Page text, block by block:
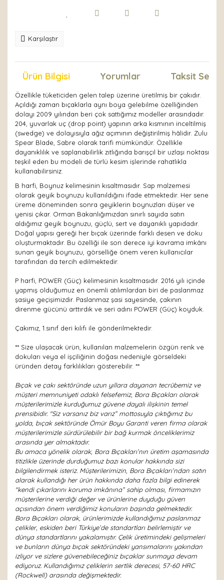
Karşılaştır
Ürün Bilgisi Yorumlar Taksit
Özellikle tüketiciden gelen talep üzerine üretilmiş bir çakıdır.
Açıldığı zaman bıçaklarla aynı boya gelebilme özelliğinden
dolayı 2009 yılından beri çok sattığımız modeller arasındadır.
204, yuvarlak uç (drop point) yapının arka kısmının inceltilmiş
(swedge) ve dolayısıyla ağız açımının değiştirilmiş hâlidir. Zulu
Spear Blade, Sabre olarak tarifi mümkündür. Özellikle
dayanıklılık ve saplanabilirlik zıtlığında barışçıl bir uzlaşı noktası
teşkil eden bu modeli de türlü kesim işlerinde rahatlıkla
kullanabilirsiniz.
B harfi, Boynuz kelimesinin kısaltmasıdır. Sap malzemesi
olarak geyik boynuzu kullanıldığını ifade etmektedir. Her sene
üreme döneminden sonra geyiklerin boynuzları düşer ve
yenisi çıkar. Orman Bakanlığımızdan sınırlı sayıda satın
aldığımız geyik boynuzu, güçlü, sert ve dayanıklı yapıdadır.
Doğal yapısı gereği her bıçak üzerinde farklı desen ve doku
oluşturmaktadır. Bu özelliği ile son derece iyi kavrama imkânı
sunan geyik boynuzu, görselliğe önem veren kullanıcılar
tarafından da tercih edilmektedir.
P harfi, POWER (Güç) kelimesinin kısaltmasıdır. 2016 yılı içinde
yapmış olduğumuz en önemli atılımlardan biri de paslanmaz
şasiye geçişimizdir. Paslanmaz şasi sayesinde, çakının
direnme gücünü arttırdık ve seri adını POWER (Güç) koyduk.
Çakımız, 1.sınıf deri kılıfı ile gönderilmektedir.
** Size ulaşacak ürün, kullanılan malzemelerin özgün renk ve
dokuları veya el işçiliğinin doğası nedeniyle görseldeki
üründen detay farklılıkları gösterebilir. **
Bıçak ve çakı sektöründe uzun yıllara dayanan tecrübemiz ve
müşteri memnuniyeti odaklı felsefemiz, Bora Bıçakları olarak
müşterilerimizle kurduğumuz güvene dayalı ilişkinin temel
prensibidir. "Siz varsanız biz varız” mottosuyla çıktığımız bu
yolda, bıçak sektöründe Ömür Boyu Garanti veren firma olarak
müşterilerimizle sürdürülebilir bir bağ kurmak önceliklerimiz
arasında yer almaktadır.
Bu amaca yönelik olarak, Bora Bıçakları’nın üretim aşamasında
titizlikle üzerinde durduğumuz bazı konular hakkında sizi
bilgilendirmek isteriz. Müşterilerimizin, Bora Bıçakları’ndan satın
alarak kullandığı her ürün hakkında daha fazla bilgi edinerek
"kendi çıkarlarını koruma imkânına” sahip olması, firmamızın
müşterilerine verdiği değer ve ürünlerine duyduğu güven
açısından önem verdiğimiz konuların başında gelmektedir.
Bora Bıçakları olarak, ürünlerimizde kullandığımız paslanmaz
çelikler, eskiden beri Türkiye’de standartları belirlemiştir ve
dünya standartlarını yakalamıştır. Çelik üretimindeki gelişmeleri
ve bunların dünya bıçak sektöründeki yansımalarını yakından
izliyor ve sizlere güvenebileceğiniz bıçaklar sunmaya devam
ediyoruz. Kullandığımız çeliklerin sertlik derecesi, 57-60 HRC
(Rockwell) arasında değişmektedir.